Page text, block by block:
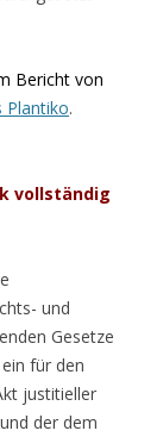
Bericht von
Plantiko.
vollständig
und
Gesetze
für den
justitieller
der dem